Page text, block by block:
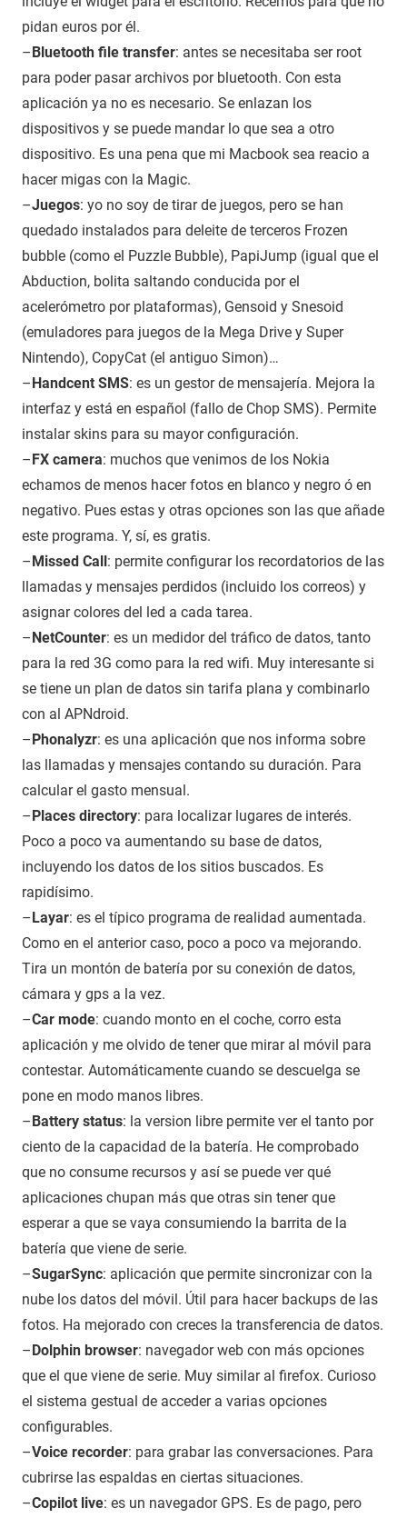
pidan euros por él.
–Bluetooth file transfer: antes se necesitaba ser root
para poder pasar archivos por bluetooth. Con esta
aplicación ya no es necesario. Se enlazan los
dispositivos y se puede mandar lo que sea a otro
dispositivo. Es una pena que mi Macbook sea reacio a
hacer migas con la Magic.
–Juegos: yo no soy de tirar de juegos, pero se han
quedado instalados para deleite de terceros Frozen
bubble (como el Puzzle Bubble), PapiJump (igual que el
Abduction, bolita saltando conducida por el
acelerómetro por plataformas), Gensoid y Snesoid
(emuladores para juegos de la Mega Drive y Super
Nintendo), CopyCat (el antiguo Simon)…
–Handcent SMS: es un gestor de mensajería. Mejora la
interfaz y está en español (fallo de Chop SMS). Permite
instalar skins para su mayor configuración.
–FX camera: muchos que venimos de los Nokia
echamos de menos hacer fotos en blanco y negro ó en
negativo. Pues estas y otras opciones son las que añade
este programa. Y, sí, es gratis.
–Missed Call: permite configurar los recordatorios de las
llamadas y mensajes perdidos (incluido los correos) y
asignar colores del led a cada tarea.
–NetCounter: es un medidor del tráfico de datos, tanto
para la red 3G como para la red wifi. Muy interesante si
se tiene un plan de datos sin tarifa plana y combinarlo
con al APNdroid.
–Phonalyzr: es una aplicación que nos informa sobre
las llamadas y mensajes contando su duración. Para
calcular el gasto mensual.
–Places directory: para localizar lugares de interés.
Poco a poco va aumentando su base de datos,
incluyendo los datos de los sitios buscados. Es
rapidísimo.
–Layar: es el típico programa de realidad aumentada.
Como en el anterior caso, poco a poco va mejorando.
Tira un montón de batería por su conexión de datos,
cámara y gps a la vez.
–Car mode: cuando monto en el coche, corro esta
aplicación y me olvido de tener que mirar al móvil para
contestar. Automáticamente cuando se descuelga se
pone en modo manos libres.
–Battery status: la version libre permite ver el tanto por
ciento de la capacidad de la batería. He comprobado
que no consume recursos y así se puede ver qué
aplicaciones chupan más que otras sin tener que
esperar a que se vaya consumiendo la barrita de la
batería que viene de serie.
–SugarSync: aplicación que permite sincronizar con la
nube los datos del móvil. Útil para hacer backups de las
fotos. Ha mejorado con creces la transferencia de datos.
–Dolphin browser: navegador web con más opciones
que el que viene de serie. Muy similar al firefox. Curioso
el sistema gestual de acceder a varias opciones
configurables.
–Voice recorder: para grabar las conversaciones. Para
cubrirse las espaldas en ciertas situaciones.
–Copilot live: es un navegador GPS. Es de pago, pero